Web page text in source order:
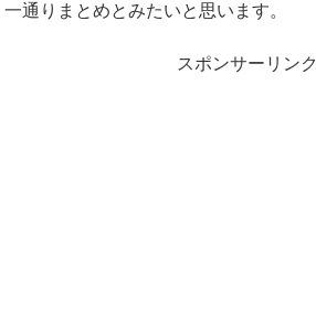
一通りまとめとみたいと思います。
スポンサーリンク